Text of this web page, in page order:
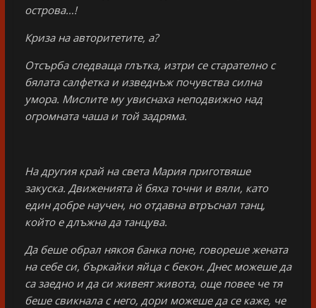
острова…!
Криза на авторитетите, а?
Отсърба следваща глътка, изтри се старателно с
бялата салфетка и изведнъж почувства силна
умора. Мислите му увиснаха неподвижно над
огромната чаша и той задряма.
На другия край на света Мария приготвяше
закуска. Движенията й бяха точни и вяли, като
един добре научен, но отдавна втръснал танц,
който е длъжна да танцува.
Да беше обрал някоя банка поне, говореше жената
на себе си, бъркайки яйца с бекон. Днес можеше да
са заедно и да си живеят живота, още повее че тя
беше свикнала с него, дори можеше да се каже, че